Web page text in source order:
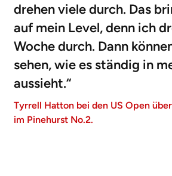
drehen viele durch. Das
auf mein Level, denn ich
Woche durch. Dann
sehen, wie es ständig in
aussieht.“
Tyrrell Hatton bei den US Open
im Pinehurst No.2.